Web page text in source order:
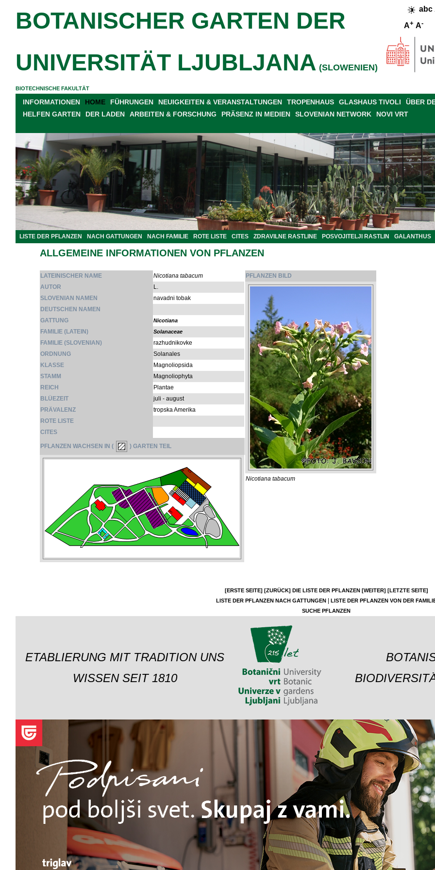
abc
A+ A-
BOTANISCHER GARTEN DER
UNIVERSITÄT LJUBLJANA (SLOWENIEN)
BIOTECHNISCHE FAKULTÄT
INFORMATIONEN HOME FÜHRUNGEN NEUIGKEITEN & VERANSTALTUNGEN TROPENHAUS GLASHAUS TIVOLI
ÜBER
HELFEN GARTEN
DER LADEN ARBEITEN & FORSCHUNG PRÄSENZ IN MEDIEN SLOVENIAN NETWORK NOVI VRT
LISTE DER PFLANZEN NACH GATTUNGEN NACH FAMILIE ROTE LISTE CITES ZDRAVILNE RASTLINE POSVOJITELJI RASTLIN GALANTHUS
ALLGEMEINE INFORMATIONEN VON PFLANZEN
LATEINISCHER NAME
Nicotiana tabacum
AUTOR
L.
SLOVENIAN NAMEN
navadni tobak
DEUTSCHEN NAMEN
GATTUNG
Nicotiana
FAMILIE (LATEIN) Solanaceae
FAMILIE (SLOVENIAN)
razhudnikovke
ORDNUNG
Solanales
KLASSE
Magnoliopsida
STAMM
Magnoliophyta
REICH
Plantae
BLÜEZEIT
juli - august
PRÄVALENZ
tropska Amerika
ROTE LISTE
CITES
PFLANZEN WACHSEN IN ( ) GARTEN TEIL
PFLANZEN BILD
Nicotiana tabacum
[ERSTE SEITE] [ZURÜCK] DIE LISTE DER PFLANZEN [WEITER] [LETZTE SEITE]
LISTE DER PFLANZEN NACH GATTUNGEN
LISTE DER PFLANZEN VON DER
SUCHE PFLANZEN
ETABLIERUNG MIT TRADITION UNS
WISSEN SEIT 1810